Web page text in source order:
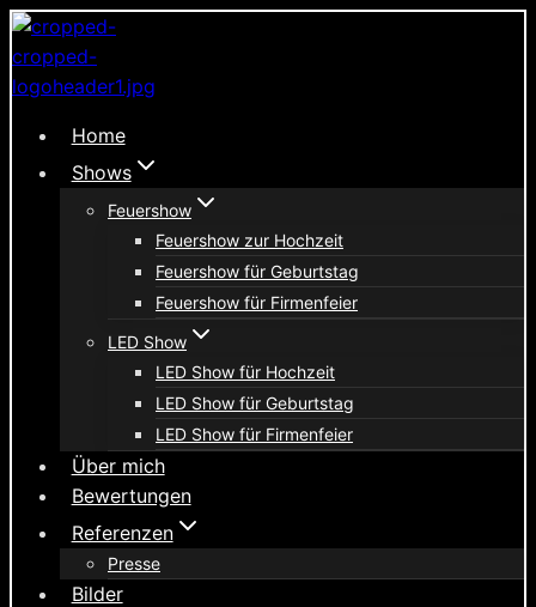
Zum
Inhalt
springen
Home
Shows
Feuershow
Feuershow zur Hochzeit
Feuershow für Geburtstag
Feuershow für Firmenfeier
LED Show
LED Show für Hochzeit
LED Show für Geburtstag
LED Show für Firmenfeier
Über mich
Bewertungen
Referenzen
Presse
Bilder